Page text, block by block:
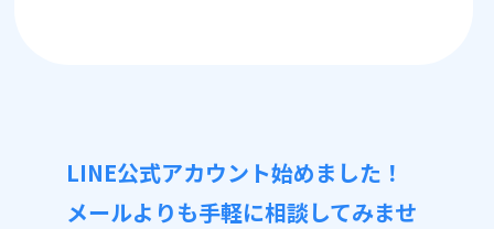
LINE公式アカウント始めました！
メールよりも手軽に相談してみませ